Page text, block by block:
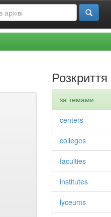
Розкриття
за темами
centers
colleges
faculties
institutes
lyceums